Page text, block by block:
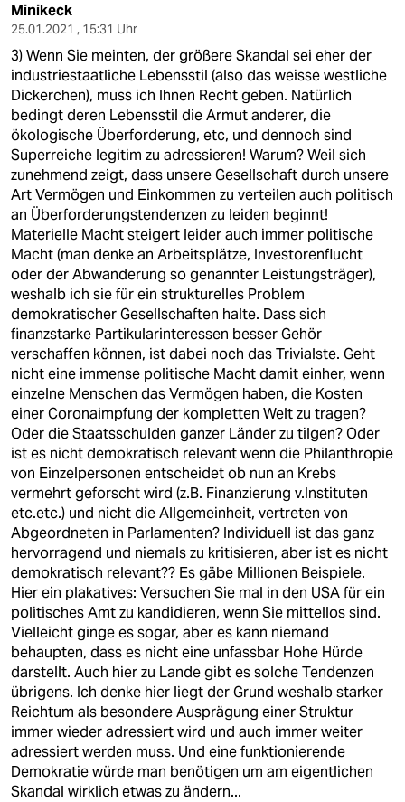
Minikeck
25.01.2021 , 15:31 Uhr
3) Wenn Sie meinten, der größere Skandal sei eher der
industriestaatliche Lebensstil (also das weisse westliche
Dickerchen), muss ich Ihnen Recht geben. Natürlich
bedingt deren Lebensstil die Armut anderer, die
ökologische Überforderung, etc, und dennoch sind
Superreiche legitim zu adressieren! Warum? Weil sich
zunehmend zeigt, dass unsere Gesellschaft durch unsere
Art Vermögen und Einkommen zu verteilen auch politisch
an Überforderungstendenzen zu leiden beginnt!
Materielle Macht steigert leider auch immer politische
Macht (man denke an Arbeitsplätze, Investorenflucht
oder der Abwanderung so genannter Leistungsträger),
weshalb ich sie für ein strukturelles Problem
demokratischer Gesellschaften halte. Dass sich
finanzstarke Partikularinteressen besser Gehör
verschaffen können, ist dabei noch das Trivialste. Geht
nicht eine immense politische Macht damit einher, wenn
einzelne Menschen das Vermögen haben, die Kosten
einer Coronaimpfung der kompletten Welt zu tragen?
Oder die Staatsschulden ganzer Länder zu tilgen? Oder
ist es nicht demokratisch relevant wenn die Philanthropie
von Einzelpersonen entscheidet ob nun an Krebs
vermehrt geforscht wird (z.B. Finanzierung v.Instituten
etc.etc.) und nicht die Allgemeinheit, vertreten von
Abgeordneten in Parlamenten? Individuell ist das ganz
hervorragend und niemals zu kritisieren, aber ist es nicht
demokratisch relevant?? Es gäbe Millionen Beispiele.
Hier ein plakatives: Versuchen Sie mal in den USA für ein
politisches Amt zu kandidieren, wenn Sie mittellos sind.
Vielleicht ginge es sogar, aber es kann niemand
behaupten, dass es nicht eine unfassbar Hohe Hürde
darstellt. Auch hier zu Lande gibt es solche Tendenzen
übrigens. Ich denke hier liegt der Grund weshalb starker
Reichtum als besondere Ausprägung einer Struktur
immer wieder adressiert wird und auch immer weiter
adressiert werden muss. Und eine funktionierende
Demokratie würde man benötigen um am eigentlichen
Skandal wirklich etwas zu ändern...